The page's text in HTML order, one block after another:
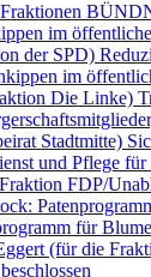
im
der SPD)
im
Die Linke)
Stadtmitte)
und Pflege
FDP/
für
(für die